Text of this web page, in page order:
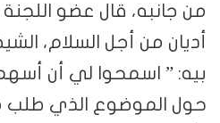
من جانبه، قال عضو
أديان من أجل السلام،
بيه: ” اسمحوا لي أن
حول الموضوع الذي